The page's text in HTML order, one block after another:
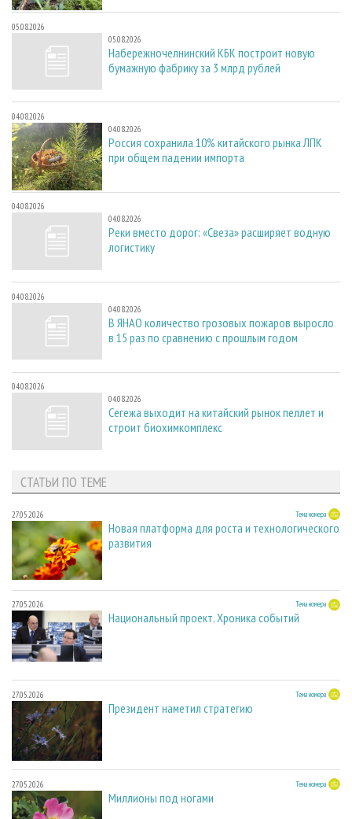
05.08.2026
05.08.2026
Набережночелнинский КБК построит новую
бумажную фабрику за 3 млрд рублей
04.08.2026
04.08.2026
Россия сохранила 10% китайского рынка ЛПК
при общем падении импорта
04.08.2026
04.08.2026
Реки вместо дорог: «Свеза» расширяет водную
логистику
04.08.2026
04.08.2026
В ЯНАО количество грозовых пожаров выросло
в 15 раз по сравнению с прошлым годом
04.08.2026
04.08.2026
Сегежа выходит на китайский рынок пеллет и
строит биохимкомплекс
СТАТЬИ ПО ТЕМЕ
27.05.2026 Тема номера
Новая платформа для роста и технологического
развития
27.05.2026 Тема номера
Национальный проект. Хроника событий
27.05.2026 Тема номера
Президент наметил стратегию
27.05.2026 Тема номера
Миллионы под ногами